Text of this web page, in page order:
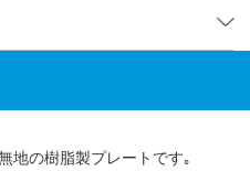
地の樹脂製プレートです｡